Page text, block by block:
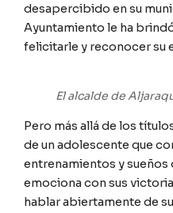
desapercibido en su
Ayuntamiento le ha
felicitarle y reconocer su
El alcalde de
Pero más allá de los
de un adolescente que
entrenamientos y sueños
emociona con sus
hablar abiertamente de